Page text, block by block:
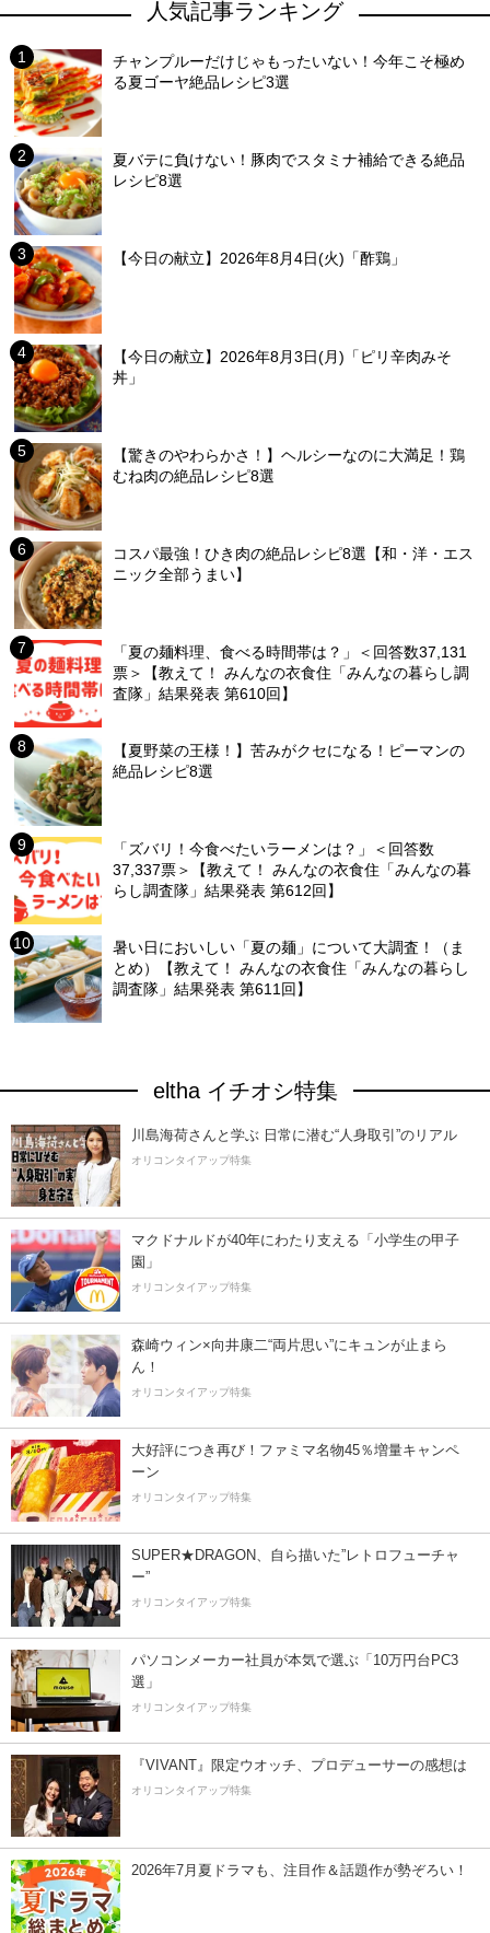
人気記事ランキング
チャンプルーだけじゃもったいない！今年こそ極め
る夏ゴーヤ絶品レシピ3選
夏バテに負けない！豚肉でスタミナ補給できる絶品
レシピ8選
【今日の献立】2026年8月4日(火)「酢鶏」
【今日の献立】2026年8月3日(月)「ピリ辛肉みそ
丼」
【驚きのやわらかさ！】ヘルシーなのに大満足！鶏
むね肉の絶品レシピ8選
コスパ最強！ひき肉の絶品レシピ8選【和・洋・エス
ニック全部うまい】
「夏の麺料理、食べる時間帯は？」＜回答数37,131
票＞【教えて！ みんなの衣食住「みんなの暮らし調
査隊」結果発表 第610回】
【夏野菜の王様！】苦みがクセになる！ピーマンの
絶品レシピ8選
「ズバリ！今食べたいラーメンは？」＜回答数
37,337票＞【教えて！ みんなの衣食住「みんなの暮
らし調査隊」結果発表 第612回】
暑い日においしい「夏の麺」について大調査！（ま
とめ）【教えて！ みんなの衣食住「みんなの暮らし
調査隊」結果発表 第611回】
eltha イチオシ特集
川島海荷さんと学ぶ 日常に潜む“人身取引”のリアル
オリコンタイアップ特集
マクドナルドが40年にわたり支える「小学生の甲子
園」
オリコンタイアップ特集
森崎ウィン×向井康二“両片思い”にキュンが止まら
ん！
オリコンタイアップ特集
大好評につき再び！ファミマ名物45％増量キャンペ
ーン
オリコンタイアップ特集
SUPER★DRAGON、自ら描いた”レトロフューチャ
ー”
オリコンタイアップ特集
パソコンメーカー社員が本気で選ぶ「10万円台PC3
選」
オリコンタイアップ特集
『VIVANT』限定ウオッチ、プロデューサーの感想は
オリコンタイアップ特集
2026年7月夏ドラマも、注目作＆話題作が勢ぞろい！